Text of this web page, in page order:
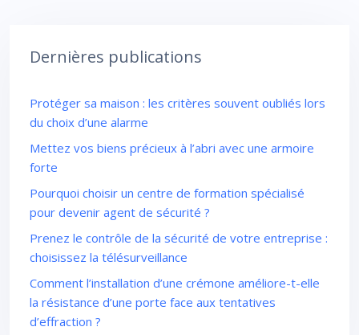
Dernières publications
Protéger sa maison : les critères souvent oubliés lors
du choix d’une alarme
Mettez vos biens précieux à l’abri avec une armoire
forte
Pourquoi choisir un centre de formation spécialisé
pour devenir agent de sécurité ?
Prenez le contrôle de la sécurité de votre entreprise :
choisissez la télésurveillance
Comment l’installation d’une crémone améliore-t-elle
la résistance d’une porte face aux tentatives
d’effraction ?